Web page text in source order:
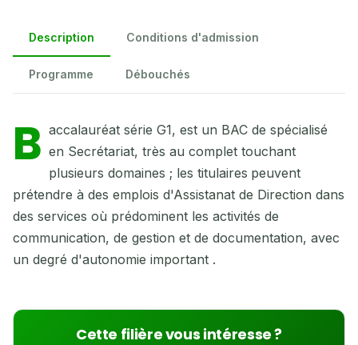
Description Conditions d'admission
Programme Débouchés
B accalauréat série G1, est un BAC de spécialisé
en Secrétariat, très au complet touchant
plusieurs domaines ; les titulaires peuvent
prétendre à des emplois d'Assistanat de Direction dans
des services où prédominent les activités de
communication, de gestion et de documentation, avec
un degré d'autonomie important .
Cette filière vous intéresse ?